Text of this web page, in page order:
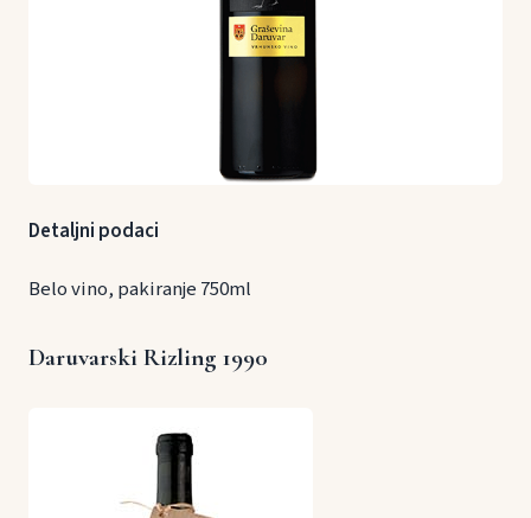
Detaljni podaci
Belo vino, pakiranje 750ml
Daruvarski Rizling 1990